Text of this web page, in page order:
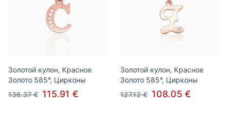
Золотой кулон, Красное
Золото 585°, Цирконы
136.37 € 115.91 €
Золотой кулон, Красное
Золото 585°, Цирконы
127.12 € 108.05 €